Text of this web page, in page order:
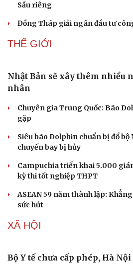
Doanh nghiệp 24h
Doanh nhân
Tin
Sầu riêng
Đồng Tháp giải ngân đầu tư
THẾ GIỚI
Nhật Bản sẽ xây thêm nhiều
nhân
Chuyên gia Trung Quốc: Bão
gặp
Siêu bão Dolphin chuẩn bị đổ bộ
chuyến bay bị hủy
Campuchia triển khai 5.000
kỳ thi tốt nghiệp THPT
ASEAN 59 năm thành lập:
sức hút
XÃ HỘI
Bộ Y tế chưa cấp phép, Hà